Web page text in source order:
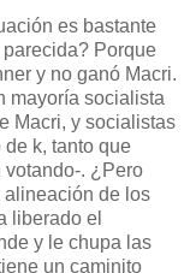
es bastante
Porque
y no ganó Macri.
mayoría socialista
Macri, y socialistas
k, tanto que
votando-. ¿Pero
alineación de los
liberado el
y le chupa las
un caminito